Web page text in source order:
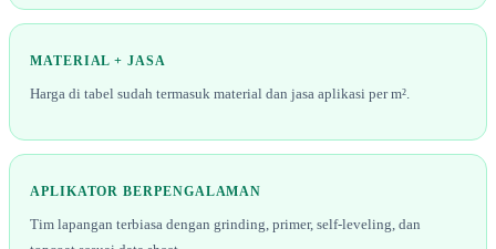
MATERIAL + JASA
Harga di tabel sudah termasuk material dan jasa aplikasi per m².
APLIKATOR BERPENGALAMAN
Tim lapangan terbiasa dengan grinding, primer, self-leveling, dan